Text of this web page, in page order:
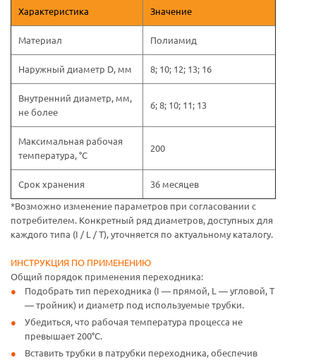
Характеристика Значение
Материал Полиамид
Наружный диаметр D, мм 8; 10; 12; 13; 16
Внутренний диаметр, мм,
не более
6; 8; 10; 11; 13
Максимальная рабочая
температура, °C
200
Срок хранения
36 месяцев
*Возможно изменение параметров при согласовании с
потребителем. Конкретный ряд диаметров, доступных для
каждого типа (I / L / T), уточняется по актуальному каталогу.
ИНСТРУКЦИЯ ПО ПРИМЕНЕНИЮ
Общий порядок применения переходника:
Подобрать тип переходника (I — прямой, L — угловой, T
— тройник) и диаметр под используемые трубки.
Убедиться, что рабочая температура процесса не
превышает 200°C.
Вставить трубки в патрубки переходника, обеспечив